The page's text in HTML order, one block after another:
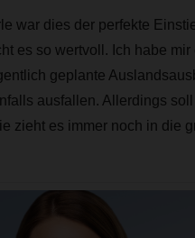
war dies der perfekte
es so wertvoll. Ich habe
geplante
ausfallen. Allerdings
zieht es immer noch in